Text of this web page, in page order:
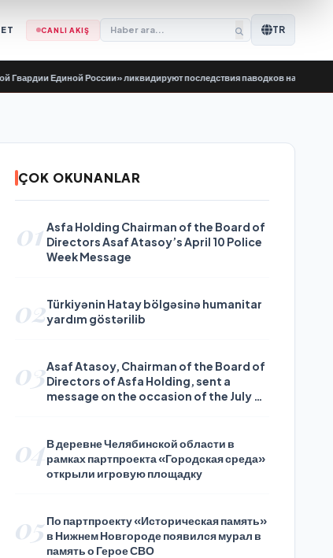
CANLI AKIŞ TR
Единой России» ликвидируют последствия паводков на Урале и
ÇOK OKUNANLAR
01 Asfa Holding Chairman of the Board of
Directors Asaf Atasoy’s April 10 Police
Week Message
02Türkiyənin Hatay bölgəsinə humanitar
yardım göstərilib
03Asaf Atasoy, Chairman of the Board of
Directors of Asfa Holding, sent a
message on the occasion of the July 24
04В деревне Челябинской области в
рамках партпроекта «Городская среда»
открыли игровую площадку
05 По партпроекту «Историческая память»
в Нижнем Новгороде появился мурал в
память о Герое СВО